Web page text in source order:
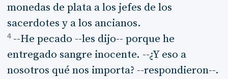
monedas de plata a los jefes de los
sacerdotes y a los ancianos.
4 --He pecado --les dijo-- porque he
entregado sangre inocente. --¿Y eso a
nosotros qué nos importa? --respondieron--.